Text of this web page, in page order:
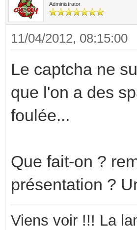
Administrator
11/04/2012, 08:15:00
Le captcha ne
que l'on a des
foulée...
Que fait-on ?
présentation ?
Viens voir !!! La